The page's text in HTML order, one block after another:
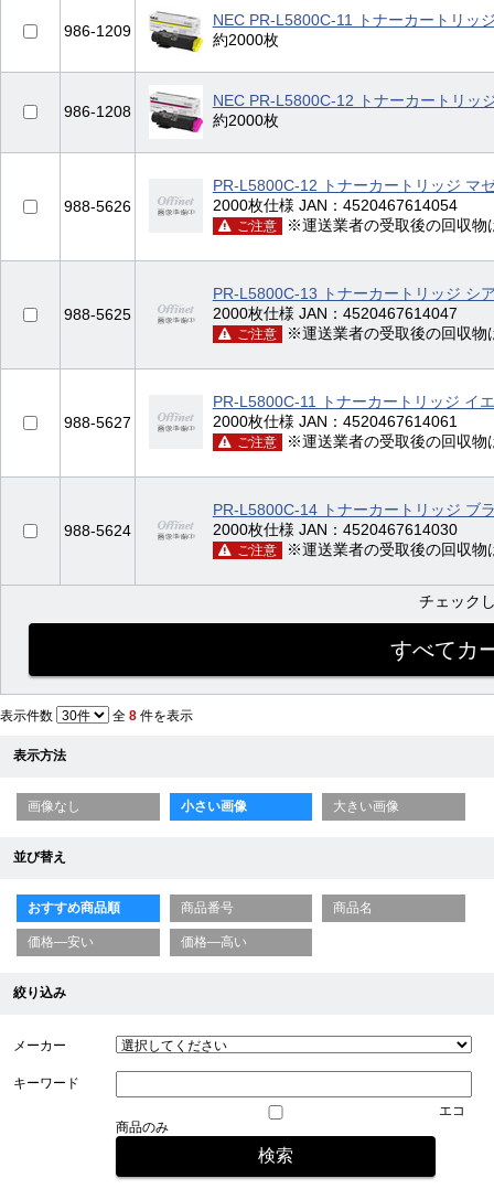
986-1209
NEC PR-L5800C-11 トナーカートリッ
約2000枚
986-1208
NEC PR-L5800C-12 トナーカートリッ
約2000枚
988-5626
PR-L5800C-12 トナーカートリッジ マ
2000枚仕様 JAN：4520467614054
ご注意 ※運送業者の受取後の回収
988-5625
PR-L5800C-13 トナーカートリッジ シ
2000枚仕様 JAN：4520467614047
ご注意 ※運送業者の受取後の回収
988-5627
PR-L5800C-11 トナーカートリッジ イ
2000枚仕様 JAN：4520467614061
ご注意 ※運送業者の受取後の回収
988-5624
PR-L5800C-14 トナーカートリッジ ブ
2000枚仕様 JAN：4520467614030
ご注意 ※運送業者の受取後の回収
チェック
表示件数 全 8 件を表示
表示方法
画像なし 小さい画像 大きい画像
並び替え
おすすめ商品順 商品番号 商品名
価格—安い 価格—高い
絞り込み
メーカー
キーワード
エコ
商品のみ